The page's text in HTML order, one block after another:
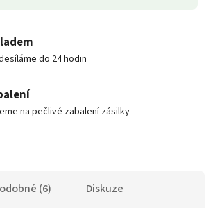
do 24 hodin
na pečlivé zabalení zásilky
(6) Diskuze